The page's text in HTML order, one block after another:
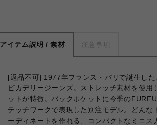
アイテム説明 / 素材 注意事項
[返品不可] 1977年フランス・パリで誕生し
ピカデリージーンズ。ストレッチ素材を使用
ットが特徴。バックポケットに今季の
テッチワークで表現した別注モデル。どんな
ーディネートを作れる、コンパクトなミニ